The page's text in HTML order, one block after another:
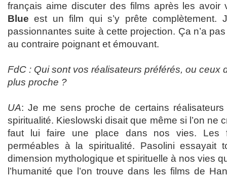
français aime discuter des films après les
Blue est un film qui s’y prête complètement.
passionnantes suite à cette projection. Ça n’a
au contraire poignant et émouvant.
FdC : Qui sont vos réalisateurs préférés, ou ceux
plus proche ?
UA: Je me sens proche de certains
spiritualité. Kieslowski disait que même si l’on ne
faut lui faire une place dans nos vies. Les
perméables à la spiritualité. Pasolini essayait
dimension mythologique et spirituelle à nos vies
l’humanité que l’on trouve dans les films de